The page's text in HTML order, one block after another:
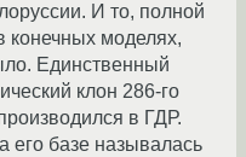
И то, полной
конечных моделях,
Единственный
клон 286-го
в ГДР.
базе называлась